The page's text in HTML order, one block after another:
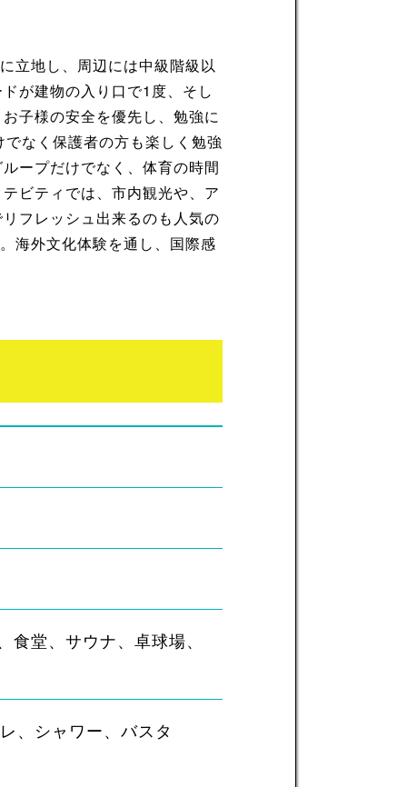
立地し、周辺には中級階級以
が建物の入り口で1度、そし
子様の安全を優先し、勉強に
なく保護者の方も楽しく勉強
ープだけでなく、体育の時間
ビティでは、市内観光や、ア
フレッシュ出来るのも人気の
海外文化体験を通し、国際感
堂、サウナ、卓球場、
、シャワー、バスタ